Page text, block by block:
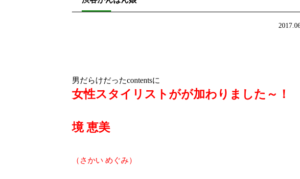
男だらけだったcontentsに
女性スタイリストがが加わりました～！
境 恵美
（さかい めぐみ）